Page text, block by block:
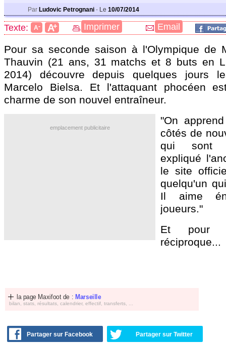
Par Ludovic Petrognani - Le 10/07/2014
Texte: A- A+ Imprimer Email
Pour sa seconde saison à l'Olympique de
Thauvin (21 ans, 31 matchs et 8 buts en
2014) découvre depuis quelques jours
Marcelo Bielsa. Et l'attaquant phocéen
charme de son nouvel entraîneur.
emplacement publicitaire
"On
côtés de
qui sont
expliqué
le site
quelqu'un
Il aime
joueurs."
Et pour
réciproque...
la page Maxifoot de : Marseille
bilan, stats, résultats, calendrier, effectif, transferts, ...
Partager sur Facebook Partager sur Twitter